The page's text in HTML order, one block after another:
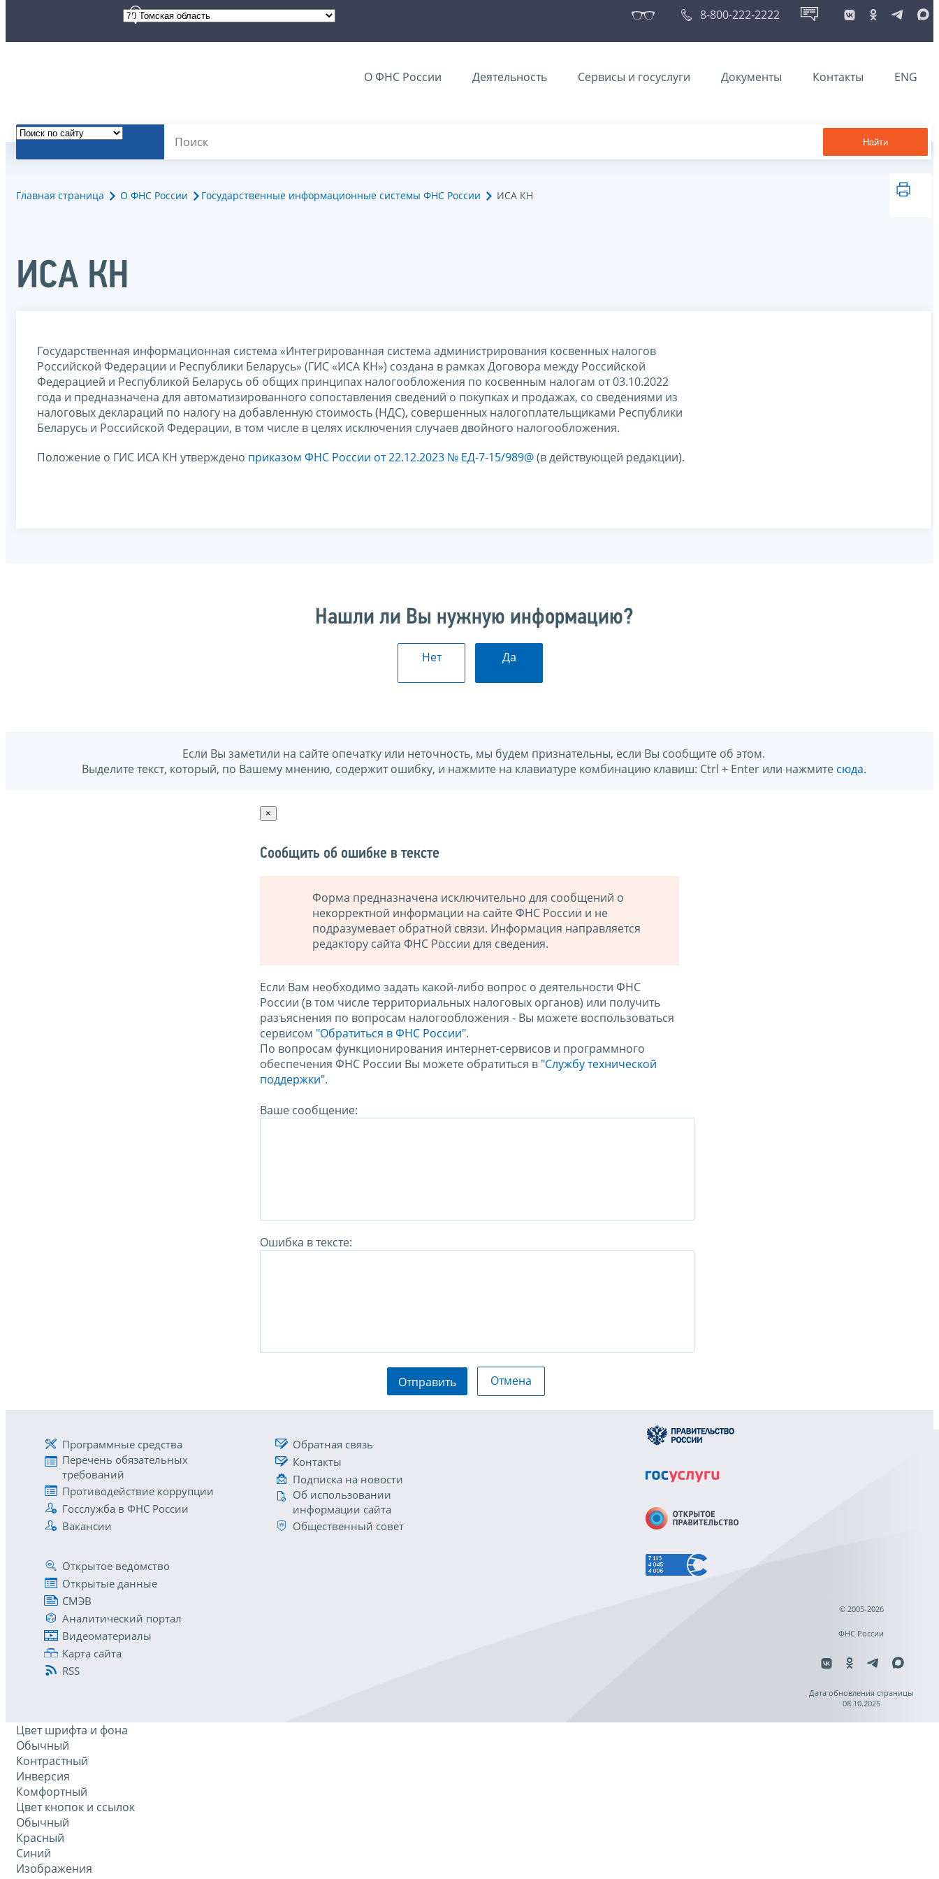
8-800-222-2222
О ФНС России Деятельность Сервисы и госуслуги Документы Контакты ENG
Найти
Главная страница О ФНС России Государственные информационные системы ФНС России ИСА КН
ИСА КН
Государственная информационная система «Интегрированная система администрирования косвенных налогов
Российской Федерации и Республики Беларусь» (ГИС «ИСА КН») создана в рамках Договора между Российской
Федерацией и Республикой Беларусь об общих принципах налогообложения по косвенным налогам от 03.10.2022
года и предназначена для автоматизированного сопоставления сведений о покупках и продажах, со сведениями из
налоговых деклараций по налогу на добавленную стоимость (НДС), совершенных налогоплательщиками Республики
Беларусь и Российской Федерации, в том числе в целях исключения случаев двойного налогообложения.
Положение о ГИС ИСА КН утверждено приказом ФНС России от 22.12.2023 № ЕД-7-15/989@(в действующей редакции).
Нашли ли Вы нужную информацию?
Нет Да
Если Вы заметили на сайте опечатку или неточность, мы будем признательны, если Вы сообщите об этом.
Выделите текст, который, по Вашему мнению, содержит ошибку, и нажмите на клавиатуре комбинацию клавиш: Ctrl + Enter или нажмите сюда.
×
Сообщить об ошибке в тексте
Форма предназначена исключительно для сообщений о
некорректной информации на сайте ФНС России и не
подразумевает обратной связи. Информация направляется
редактору сайта ФНС России для сведения.
Если Вам необходимо задать какой-либо вопрос о деятельности ФНС
России (в том числе территориальных налоговых органов) или получить
разъяснения по вопросам налогообложения - Вы можете воспользоваться
сервисом "Обратиться в ФНС России".
По вопросам функционирования интернет-сервисов и программного
обеспечения ФНС России Вы можете обратиться в "Службу технической
поддержки".
Ваше сообщение:
Ошибка в тексте:
Отправить Отмена
Программные средства
Перечень обязательных
требований
Противодействие коррупции
Госслужба в ФНС России
Вакансии
Обратная связь
Контакты
Подписка на новости
Об использовании
информации сайта
Общественный совет
Открытое ведомство
Открытые данные
СМЭВ
Аналитический портал
Видеоматериалы
Карта сайта
RSS
© 2005-2026
ФНС России
Дата обновления страницы
08.10.2025
Цвет шрифта и фона
Обычный
Контрастный
Инверсия
Комфортный
Цвет кнопок и ссылок
Обычный
Красный
Синий
Изображения